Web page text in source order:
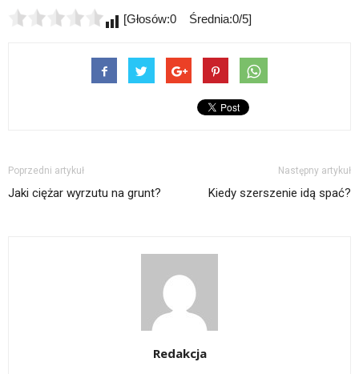
[Głosów:0 Średnia:0/5]
Poprzedni artykuł
Jaki ciężar wyrzutu na grunt?
Następny artykuł
Kiedy szerszenie idą spać?
Redakcja